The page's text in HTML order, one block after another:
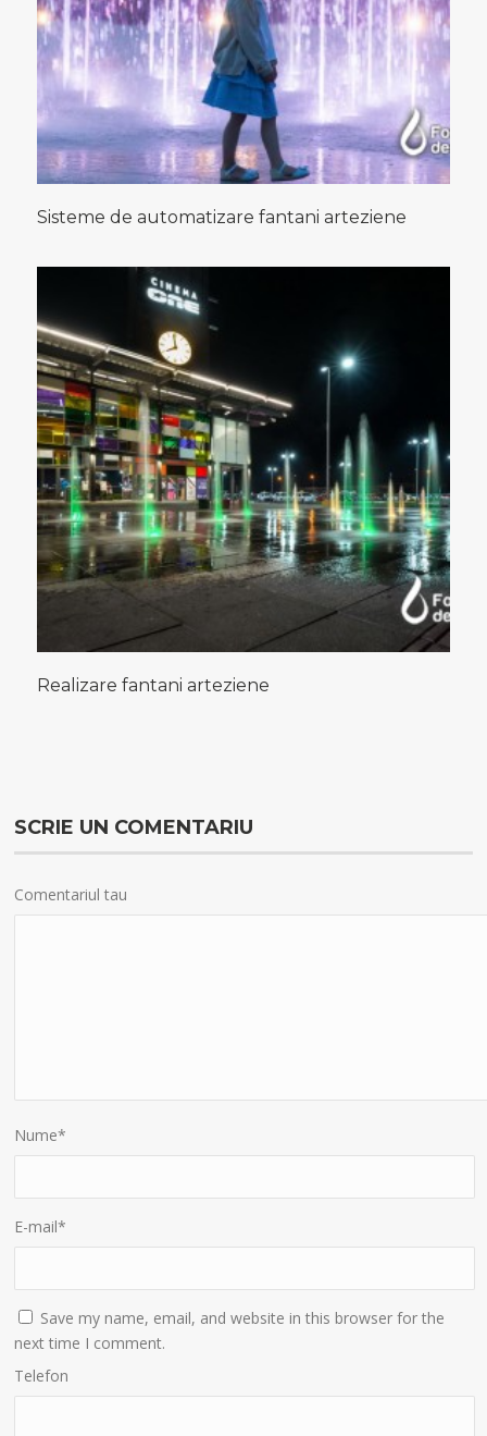
Sisteme de automatizare fantani arteziene
Realizare fantani arteziene
SCRIE UN COMENTARIU
Comentariul tau
Nume*
E-mail*
Save my name, email, and website in this browser for the
next time I comment.
Telefon